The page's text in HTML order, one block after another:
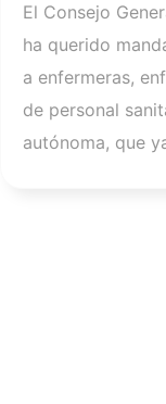
atender a
los
migratoria
recuerda la
de cuidar a
El Consejo
ha querido
a enfermeras,
de personal
autónoma, que